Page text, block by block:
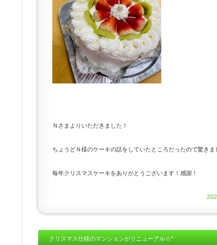
Ｎさまよりいただきました！
ちょうどＮ様のケーキの話をしていたところだったので驚きま
毎年クリスマスケーキをありがとうございます！感謝！
クリスマス仕様のマンションがリニューアル☆*